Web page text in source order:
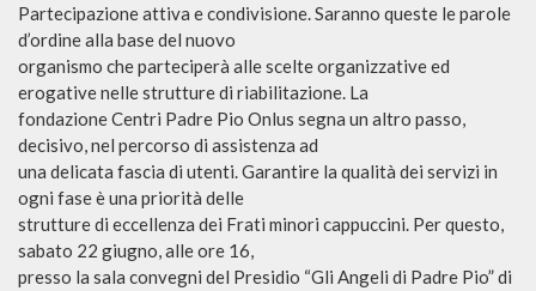
Partecipazione attiva e condivisione. Saranno queste le parole
d’ordine alla base del nuovo
organismo che parteciperà alle scelte organizzative ed
erogative nelle strutture di riabilitazione. La
fondazione Centri Padre Pio Onlus segna un altro passo,
decisivo, nel percorso di assistenza ad
una delicata fascia di utenti. Garantire la qualità dei servizi in
ogni fase è una priorità delle
strutture di eccellenza dei Frati minori cappuccini. Per questo,
sabato 22 giugno, alle ore 16,
presso la sala convegni del Presidio “Gli Angeli di Padre Pio” di